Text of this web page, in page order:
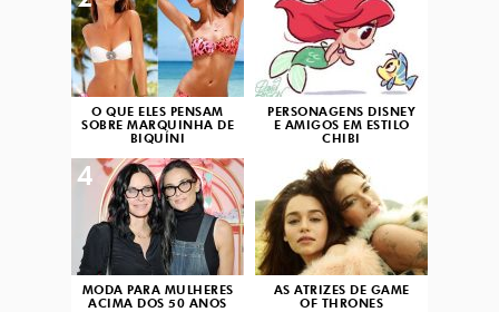
O QUE ELES PENSAM
SOBRE MARQUINHA DE
BIQUÍNI
PERSONAGENS DISNEY
E AMIGOS EM ESTILO
CHIBI
MODA PARA MULHERES
ACIMA DOS 50 ANOS
4
AS ATRIZES DE GAME
OF THRONES